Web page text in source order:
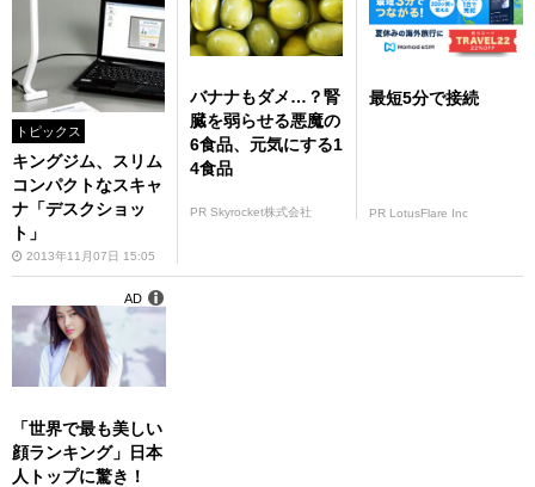
トピックス
キングジム、スリム
コンパクトなスキャ
ナ「デスクショッ
ト」
2013年11月07日 15:05
バナナもダメ…？腎
臓を弱らせる悪魔の
6食品、元気にする1
4食品
PR Skyrocket株式会社
最短5分で接続
PR LotusFlare Inc
「世界で最も美しい
顔ランキング」日本
人トップに驚き！
AD